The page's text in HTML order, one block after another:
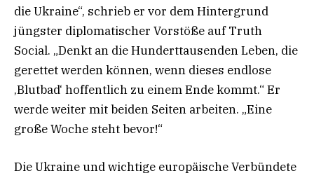
die Ukraine“, schrieb er vor dem Hintergrund
jüngster diplomatischer Vorstöße auf Truth
Social. „Denkt an die Hunderttausenden Leben, die
gerettet werden können, wenn dieses endlose
‚Blutbad‘ hoffentlich zu einem Ende kommt.“ Er
werde weiter mit beiden Seiten arbeiten. „Eine
große Woche steht bevor!“
Die Ukraine und wichtige europäische Verbündete